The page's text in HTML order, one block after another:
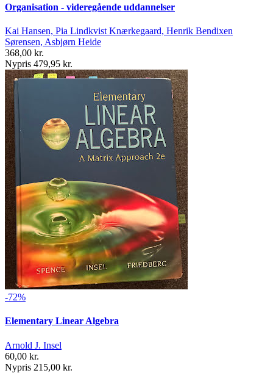
Organisation - videregående uddannelser
Kai Hansen, Pia Lindkvist Knærkegaard, Henrik Bendixen
Sørensen, Asbjørn Heide
368,00 kr.
Nypris 479,95 kr.
-72%
Elementary Linear Algebra
Arnold J. Insel
60,00 kr.
Nypris 215,00 kr.